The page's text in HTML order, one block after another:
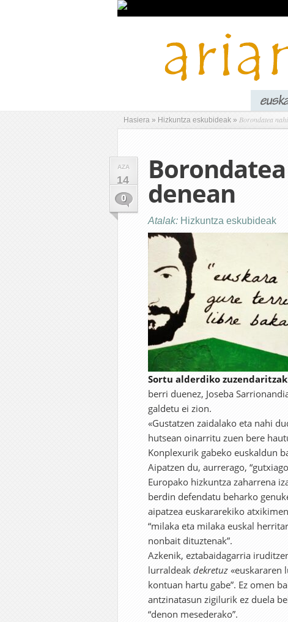
Hasiera » Hizkuntza eskubideak » Borondatea
AZA
14
0
denean
Atalak: Hizkuntza eskubideak
Sortu alderdiko
berri duenez, Joseba
galdetu ei zion.
«Gustatzen zaidalako eta nahi
hutsean oinarritu zuen bere
Konplexurik gabeko euskaldun
Aipatzen du, aurrerago,
Europako hizkuntza zaharrena
berdin defendatu beharko
aipatzea euskararekiko
“milaka eta milaka euskal
nonbait dituztenak”.
Azkenik, eztabaidagarria
lurraldeak dekretuz «euskararen
kontuan hartu gabe”. Ez omen
antzinatasun zigilurik ez duela
“denon mesederako”.